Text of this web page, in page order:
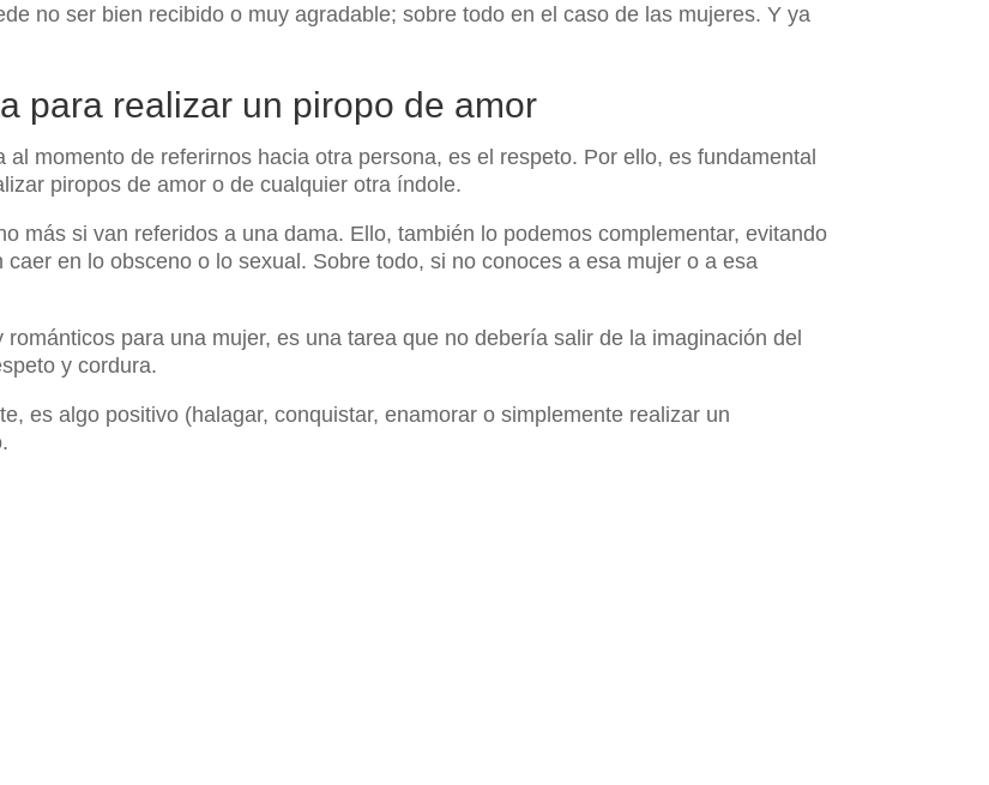
no ser bien recibido o muy agradable; sobre todo en el caso de las mujeres. Y ya
para realizar un piropo de amor
momento de referirnos hacia otra persona, es el respeto. Por ello, es fundamental
piropos de amor o de cualquier otra índole.
más si van referidos a una dama. Ello, también lo podemos complementar, evitando
en lo obsceno o lo sexual. Sobre todo, si no conoces a esa mujer o a esa
para una mujer, es una tarea que no debería salir de la imaginación del
y cordura.
es algo positivo (halagar, conquistar, enamorar o simplemente realizar un